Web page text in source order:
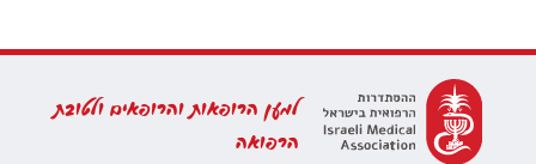
למען הרופאות והרופאים ולטובת
הרפואה